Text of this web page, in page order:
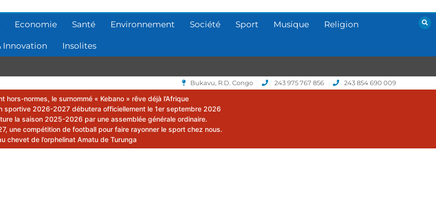
Economie Santé Environnement Société Sport Musique Religion
Innovation Insolites
Bukavu, R.D. Congo 243 975 767 856 243 854 690 009
hors-normes, le surnommé « Kebano » rêve déjà l’Afrique
sportive 2026-2027 débutera officiellement le 1er septembre 2026
la saison 2025-2026 par une assemblée générale ordinaire.
une compétition de football pour faire rayonner le sport chez nous.
chevet de l’orphelinat Amatu de Turunga